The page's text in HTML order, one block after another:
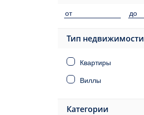
Тип недвижимости
Квартиры
Виллы
Категории